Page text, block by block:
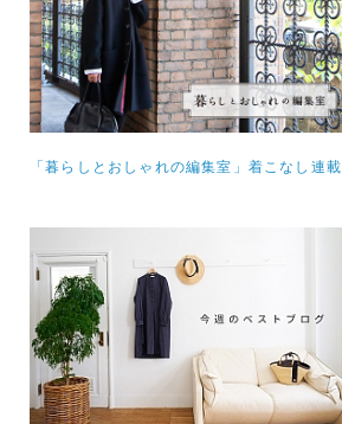
「暮らしとおしゃれの編集室」着こなし連載